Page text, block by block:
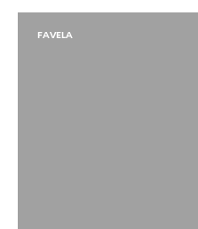
FAVELA